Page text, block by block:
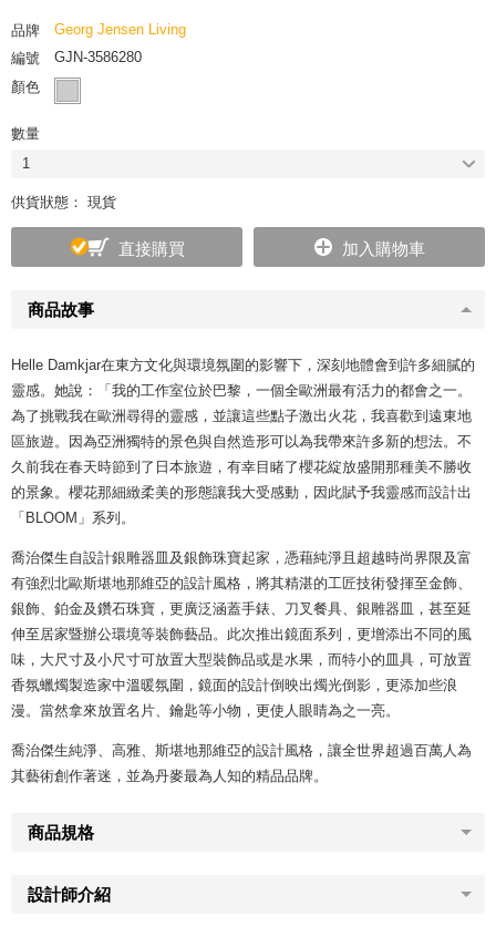
商品故事
Helle Damkjar在東方文化與環境氛圍的影響下，深刻地體會到許多細膩的
靈感。她說：「我的工作室位於巴黎，一個全歐洲最有活力的都會之一。
為了挑戰我在歐洲尋得的靈感，並讓這些點子激出火花，我喜歡到遠東地
區旅遊。因為亞洲獨特的景色與自然造形可以為我帶來許多新的想法。不
久前我在春天時節到了日本旅遊，有幸目睹了櫻花綻放盛開那種美不勝收
的景象。櫻花那細緻柔美的形態讓我大受感動，因此賦予我靈感而設計出
「BLOOM」系列。
喬治傑生自設計銀雕器皿及銀飾珠寶起家，憑藉純淨且超越時尚界限及富
有強烈北歐斯堪地那維亞的設計風格，將其精湛的工匠技術發揮至金飾、
銀飾、鉑金及鑽石珠寶，更廣泛涵蓋手錶、刀叉餐具、銀雕器皿，甚至延
伸至居家暨辦公環境等裝飾藝品。此次推出鏡面系列，更增添出不同的風
味，大尺寸及小尺寸可放置大型裝飾品或是水果，而特小的皿具，可放置
香氛蠟燭製造家中溫暖氛圍，鏡面的設計倒映出燭光倒影，更添加些浪
漫。當然拿來放置名片、鑰匙等小物，更使人眼睛為之一亮。
喬治傑生純淨、高雅、斯堪地那維亞的設計風格，讓全世界超過百萬人為
其藝術創作著迷，並為丹麥最為人知的精品品牌。
商品規格
設計師介紹
品牌
Georg Jensen Living
編號
GJN-3586280
顏色
數量
1
供貨狀態： 現貨
直接購買 加入購物車